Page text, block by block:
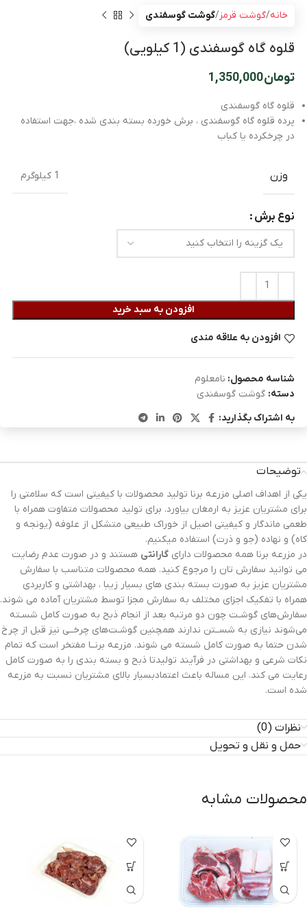
خانه گوشت قرمز گوشت گوسفندی
قلوه گاه گوسفندی (1 کیلویی)
تومان
قلوه گاه گوسفندی
پرده قلوه گاه گوسفندی ، برش خورده بسته بندی شده ،جهت استفاده
در چرخکرده یا کباب
وزن 1 کیلوگرم
نوع برش
افزودن به سبد خرید
افزودن به علاقه مندی
شناسه محصول: نامعلوم
دسته: گوشت گوسفندی
به اشتراک بگذارید:
توضیحات
یکی از اهداف اصلی مزرعه برنا تولید محصولات با کیفیتی است که سلامتی را
برای مشتریان عزیز به ارمغان بیاورد. برای تولید محصولات متفاوت همراه با
طعمی ماندگار و کیفیتی اصیل از خوراک طبیعی متشکل از علوفه (یونجه و
کاه) و نهاده (جو و ذرت) استفاده میکنیم.
در مزرعه برنا همه محصولات دارای گارانتی هستند و در صورت عدم رضایت
می توانید سفارش تان را مرجوع کنید. همه محصولات متناسب با سفارش
مشتریان عزیز به صورت بسته بندی های بسیار زیبا ، بهداشتی و کاربردی
همراه با تفکیک اجزای مختلف به سفارش مجزا توسط مشتریان آماده می شوند.
سفارش‌های گوشـت چون دو مرتبه بعد از انجام ذبح به صورت کامل شسـته
می‌شوند نیازی به شســتن ندارند همچنین گوشـت‌های چرخــی نیز قبل از چرخ
شدن حتما به صورت کامل شسته می شوند. مزرعه برنــا مفتخر است که تمام
نکات شرعی و بهداشتی در فرآیند تولیدتا ذبح و بسته بندی را به صورت کامل
رعایت می کند. این مساله باعث اعتمادبسیار بالای مشتریان نسبت به مزرعه
شده است.
نظرات (0)
حمل و نقل و تحویل
محصولات مشابه